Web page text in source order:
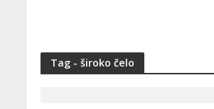
Tag - široko čelo